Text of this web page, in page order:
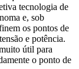
tecnologia de
e, sob
os pontos de
e potência.
útil para
o ponto de